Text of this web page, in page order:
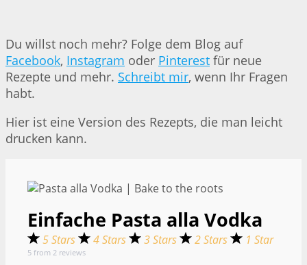
Du willst noch mehr? Folge dem Blog auf
Facebook, Instagram oder Pinterest für neue
Rezepte und mehr. Schreibt mir, wenn Ihr Fragen
habt.
Hier ist eine Version des Rezepts, die man leicht
drucken kann.
Einfache Pasta alla Vodka
5 Stars 4 Stars 3 Stars 2 Stars 1 Star
5 from 2 reviews